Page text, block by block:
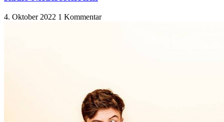
4. Oktober 2022 1 Kommentar